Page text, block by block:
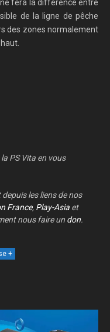
fera la différence entre
de la ligne de pêche
des zones normalement
PS Vita en vous
les liens de nos
France, Play-Asia et
nous faire un don.
+